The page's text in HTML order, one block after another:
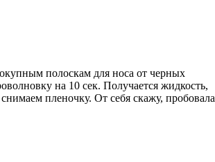
полоскам для носа от черных
на 10 сек. Получается жидкость,
пленочку. От себя скажу, пробовала